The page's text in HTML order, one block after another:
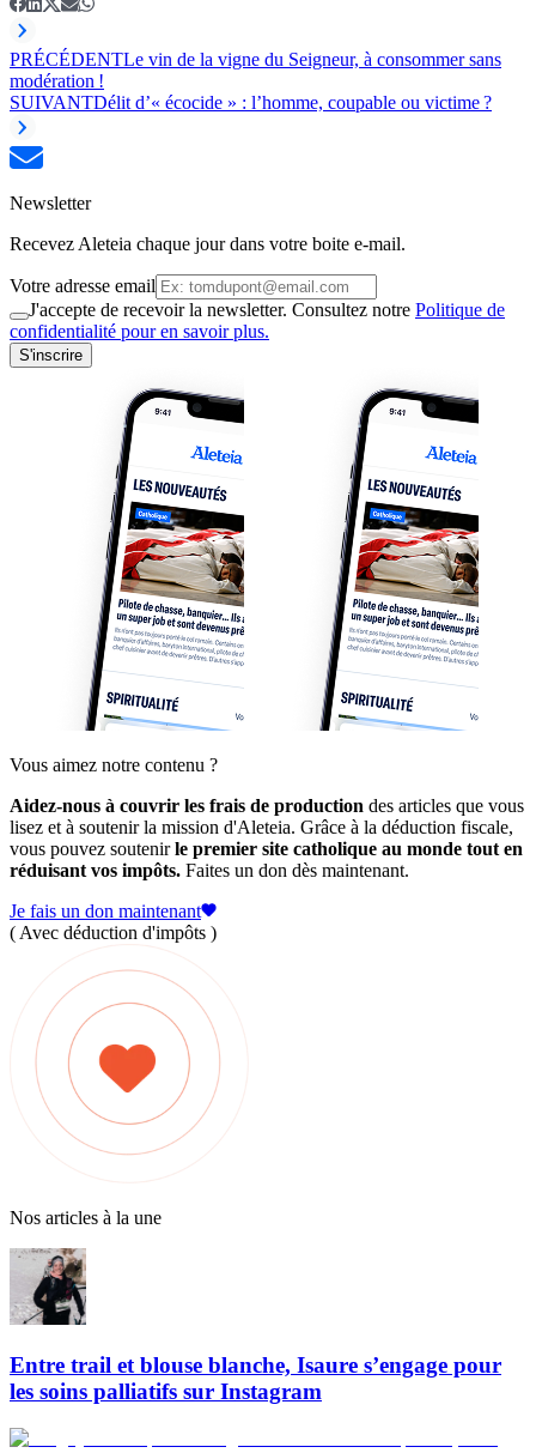
PRÉCÉDENTLe vin de la vigne du Seigneur, à consommer sans
modération !
SUIVANTDélit d’« écocide » : l’homme, coupable ou victime ?
Newsletter
Recevez Aleteia chaque jour dans votre boite e-mail.
Votre adresse email
J'accepte de recevoir la newsletter. Consultez notre Politique de
confidentialité pour en savoir plus.
S'inscrire
Vous aimez notre contenu ?
Aidez-nous à couvrir les frais de production des articles que vous
lisez et à soutenir la mission d'Aleteia. Grâce à la déduction fiscale,
vous pouvez soutenirle premier site catholique au monde tout en
réduisant vos impôts. Faites un don dès maintenant.
Je fais un don maintenant
( Avec déduction d'impôts )
Nos articles à la une
Entre trail et blouse blanche, Isaure s’engage pour
les soins palliatifs sur Instagram